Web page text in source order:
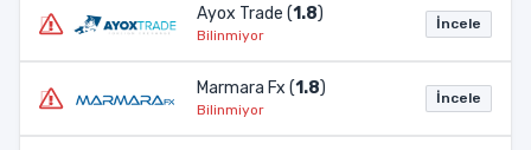
Ayox Trade (1.8)
Bilinmiyor
İncele
Marmara Fx (1.8)
Bilinmiyor
İncele